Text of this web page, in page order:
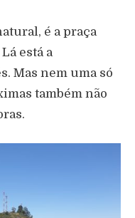
é a praça
está a
Mas nem uma só
também não